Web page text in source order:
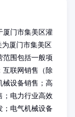
厦门市集美区灌
为厦门市集美区
范围包括一般项
互联网销售（除
械设备销售；高
；电力行业高效
；电气机械设备